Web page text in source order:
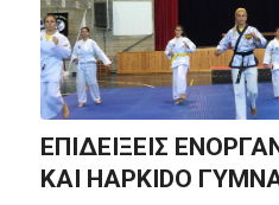
ΕΠΙΔΕΙΞΕΙΣ
ΚΑΙ HAPKIDO